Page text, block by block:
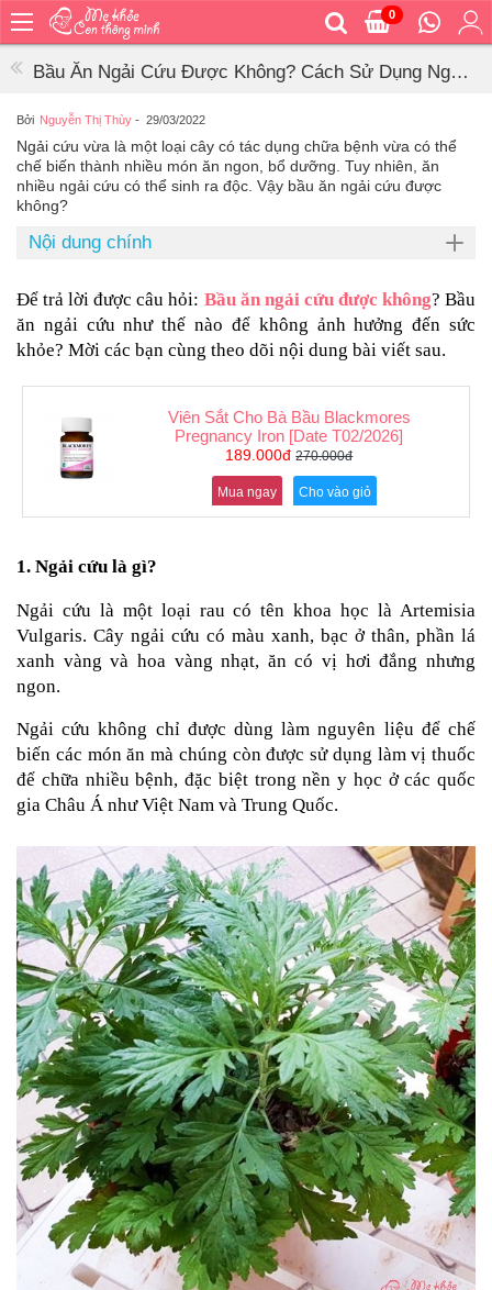
0
chủ
ăn
Bé
vệ
sinh
Bé
mặc
Bé
đi
ra
ngoài
Bé
Bé
Bé
chơi
mà
học
Dành
cho
mẹ
Dành
cho
Đồ
dùng
trong
nhà
Tin
tức
FAQ
Bầu Ăn Ngải Cứu Được Không? Cách Sử Dụng Ngải
Bởi Nguyễn Thị Thùy - 29/03/2022
Ngải cứu vừa là một loại cây có tác dụng chữa bệnh vừa có thể
chế biến thành nhiều món ăn ngon, bổ dưỡng. Tuy nhiên, ăn
nhiều ngải cứu có thể sinh ra độc. Vậy bầu ăn ngải cứu được
không?
Nội dung chính
Để trả lời được câu hỏi: Bầu ăn ngải cứu được không? Bầu
ăn ngải cứu như thế nào để không ảnh hưởng đến sức
khỏe? Mời các bạn cùng theo dõi nội dung bài viết sau.
Viên Sắt Cho Bà Bầu Blackmores
Pregnancy Iron [Date T02/2026]
189.000đ270.000đ
Mua ngay Cho vào giỏ
1. Ngải cứu là gì?
Ngải cứu là một loại rau có tên khoa học là Artemisia
Vulgaris. Cây ngải cứu có màu xanh, bạc ở thân, phần lá
xanh vàng và hoa vàng nhạt, ăn có vị hơi đắng nhưng
ngon.
Ngải cứu không chỉ được dùng làm nguyên liệu để chế
biến các món ăn mà chúng còn được sử dụng làm vị thuốc
để chữa nhiều bệnh, đặc biệt trong nền y học ở các quốc
gia Châu Á như Việt Nam và Trung Quốc.